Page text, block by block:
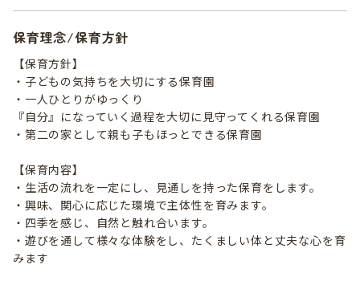
保育理念/保育方針
【保育方針】
・子どもの気持ちを大切にする保育園
・一人ひとりがゆっくり
『自分』になっていく過程を大切に見守ってくれる保育園
・第二の家として親も子もほっとできる保育園
【保育内容】
・生活の流れを一定にし、見通しを持った保育をします。
・興味、関心に応じた環境で主体性を育みます。
・四季を感じ、自然と触れ合います。
・遊びを通して様々な体験をし、たくましい体と丈夫な心を育
みます